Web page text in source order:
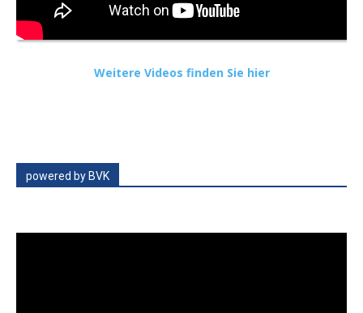
Weitere Videos finden Sie hier
powered by BVK